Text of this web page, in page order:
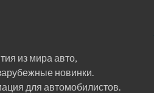
из мира авто,
новинки.
для автомобилистов.